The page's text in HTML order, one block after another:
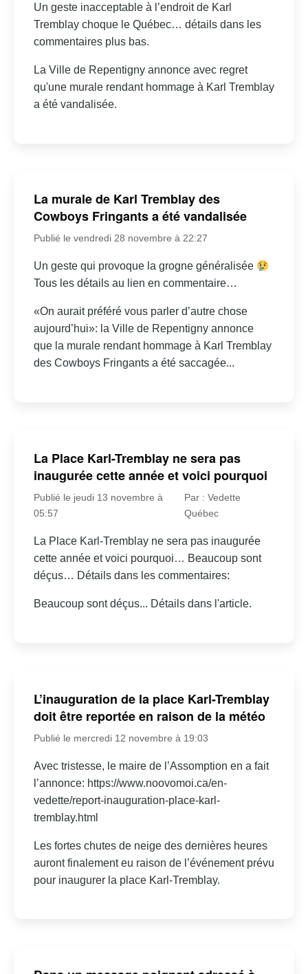
Un geste inacceptable à l’endroit de Karl
Tremblay choque le Québec… détails dans les
commentaires plus bas.
La Ville de Repentigny annonce avec regret
qu'une murale rendant hommage à Karl Tremblay
a été vandalisée.
La murale de Karl Tremblay des
Cowboys Fringants a été vandalisée
Publié le vendredi 28 novembre à 22:27
Un geste qui provoque la grogne généralisée
Tous les détails au lien en commentaire…
«On aurait préféré vous parler d’autre chose
aujourd’hui»: la Ville de Repentigny annonce
que la murale rendant hommage à Karl Tremblay
des Cowboys Fringants a été saccagée...
La Place Karl-Tremblay ne sera pas
inaugurée cette année et voici pourquoi
Publié le jeudi 13 novembre à
05:57
Par : Vedette
Québec
La Place Karl-Tremblay ne sera pas inaugurée
cette année et voici pourquoi… Beaucoup sont
déçus… Détails dans les commentaires:
Beaucoup sont déçus... Détails dans l'article.
L’inauguration de la place Karl-Tremblay
doit être reportée en raison de la météo
Publié le mercredi 12 novembre à 19:03
Avec tristesse, le maire de l’Assomption en a fait
l’annonce: https://www.noovomoi.ca/en-
vedette/report-inauguration-place-karl-
tremblay.html
Les fortes chutes de neige des dernières heures
auront finalement eu raison de l’événement prévu
pour inaugurer la place Karl-Tremblay.